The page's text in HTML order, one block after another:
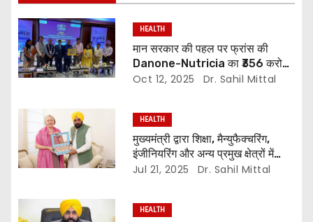
HEALTH
मान सरकार की पहल पर फ्रांस की
Danone-Nutricia का ₹356 करोड़
का निवेश, Agri-Food सेक्टर को
Oct 12, 2025 Dr. Sahil Mittal
HEALTH
मुख्यमंत्री द्वारा शिक्षा, मैन्युफैक्चरिंग,
इंजीनियरिंग और अन्य प्रमुख क्षेत्रों में
ब्रिटेन के साथ मजबूत संबंधों पर ज़ोर
Jul 21, 2025 Dr. Sahil Mittal
HEALTH